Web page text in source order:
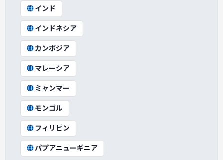
インド
インドネシア
カンボジア
マレーシア
ミャンマー
モンゴル
フィリピン
パプアニューギニア